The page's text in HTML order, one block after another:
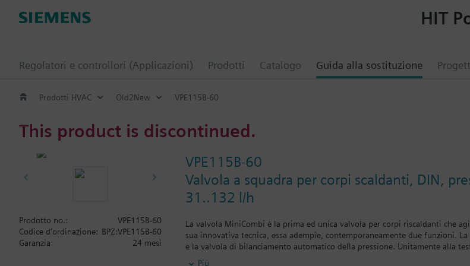
Regolatori e controllori (Applicazioni) Prodotti Catalogo Guida alla sostituzione
HIT
Prodotti HVAC Old2New VPE115B-60
This product is discontinued.
VPE115B-60
Valvola a squadra per corpi scaldanti, DIN,
31..132 l/h
La valvola MiniCombi è la prima ed unica valvola per corpi riscaldanti che
sua innovativa tecnica, essa adempie, contemporaneamente due funzioni.
e la valvola di bilanciamento automatico della pressione. Unitamente alla
regolazione del riscaldamento ottimali, nei quali il problema dell’infuenza
Più
Prodotto no.:
VPE115B-60
Codice d'ordinazione: BPZ:VPE115B-60
Garanzia:
24 mesi